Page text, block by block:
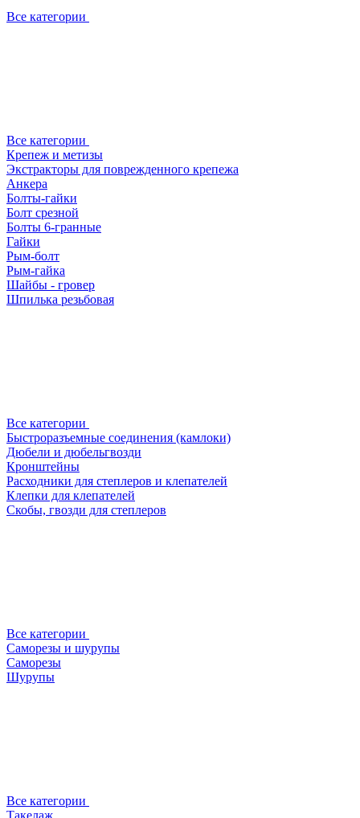
Все категории
Все категории
Крепеж и метизы
Экстракторы для поврежденного крепежа
Анкера
Болты-гайки
Болт срезной
Болты 6-гранные
Гайки
Рым-болт
Рым-гайка
Шайбы - гровер
Шпилька резьбовая
Все категории
Быстроразъемные соединения (камлоки)
Дюбели и дюбельгвозди
Кронштейны
Расходники для степлеров и клепателей
Клепки для клепателей
Скобы, гвозди для степлеров
Все категории
Саморезы и шурупы
Саморезы
Шурупы
Все категории
Такелаж